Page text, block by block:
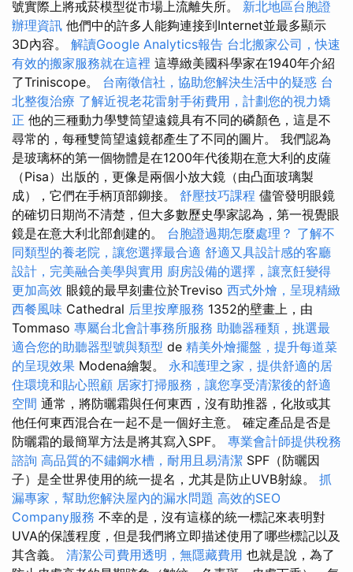
號實際上將戒菸模型從市場上流離失所。 新北地區台胞證
辦理資訊 他們中的許多人能夠連接到Internet並最多顯示
3D內容。 解讀Google Analytics報告 台北搬家公司，快速
有效的搬家服務就在這裡 這導緻美國科學家在1940年介紹
了Triniscope。 台南徵信社，協助您解決生活中的疑惑 台
北整復治療 了解近視老花雷射手術費用，計劃您的視力矯
正 他的三種動力學雙筒望遠鏡具有不同的磷顏色，這是不
尋常的，每種雙筒望遠鏡都產生了不同的圖片。 我們認為
是玻璃杯的第一個物體是在1200年代後期在意大利的皮薩
（Pisa）出版的，更像是兩個小放大鏡（由凸面玻璃製
成），它們在手柄頂部鉚接。 舒壓技巧課程 儘管發明眼鏡
的確切日期尚不清楚，但大多數歷史學家認為，第一視覺眼
鏡是在意大利北部創建的。 台胞證過期怎麼處理？ 了解不
同類型的養老院，讓您選擇最合適 舒適又具設計感的客廳
設計，完美融合美學與實用 廚房設備的選擇，讓烹飪變得
更加高效 眼鏡的最早刻畫位於Treviso 西式外燴，呈現精緻
西餐風味 Cathedral 后里按摩服務 1352的壁畫上，由
Tommaso 專屬台北會計事務所服務 助聽器種類，挑選最
適合您的助聽器型號與類型 de 精美外燴擺盤，提升每道菜
的呈現效果 Modena繪製。 永和護理之家，提供舒適的居
住環境和貼心照顧 居家打掃服務，讓您享受清潔後的舒適
空間 通常，將防曬霜與任何東西，沒有助推器，化妝或其
他任何東西混合在一起不是一個好主意。 確定產品是否是
防曬霜的最簡單方法是將其寫入SPF。 專業會計師提供稅務
諮詢 高品質的不鏽鋼水槽，耐用且易清潔 SPF（防曬因
子）是全世界使用的統一提名，尤其是防止UVB射線。 抓
漏專家，幫助您解決屋內的漏水問題 高效的SEO
Company服務 不幸的是，沒有這樣的統一標記來表明對
UVA的保護程度，但是我們將立即描述使用了哪些標記以及
其含義。 清潔公司費用透明，無隱藏費用 也就是說，為了